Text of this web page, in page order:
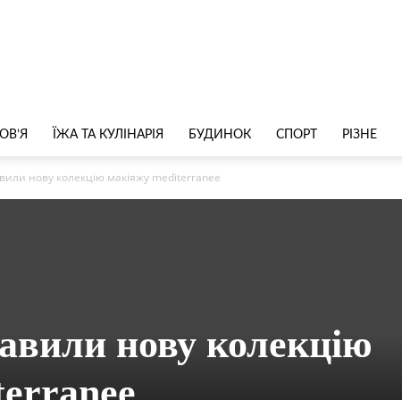
ЇЖА ТА КУЛІНАРІЯ БУДИНОК СПОРТ РІЗНЕ
нову колекцію макіяжу mediterranee
нову колекцію